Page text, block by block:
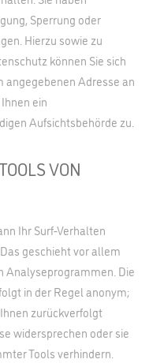
Sperrung oder
Hierzu sowie zu
können Sie sich
Adresse an
ein
Aufsichtsbehörde zu.
VON
Ihr Surf-Verhalten
geschieht vor allem
Analyseprogrammen. Die
in der Regel anonym;
zurückverfolgt
widersprechen oder sie
Tools verhindern.